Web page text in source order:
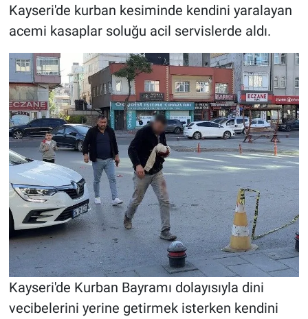
Kayseri'de kurban kesiminde kendini yaralayan
acemi kasaplar soluğu acil servislerde aldı.
Kayseri'de Kurban Bayramı dolayısıyla dini
vecibelerini yerine getirmek isterken kendini